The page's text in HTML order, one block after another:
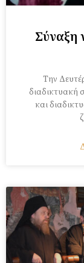
Σύναξη
Tην
διαδικτυακή
και